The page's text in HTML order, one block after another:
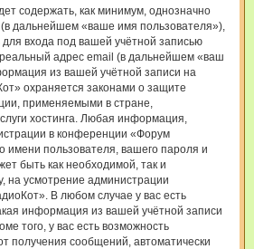
содержать, как минимум, однозначно
дальнейшем «ваше имя пользователя»),
входа под вашей учётной записью
адрес email (в дальнейшем «ваш
из вашей учётной записи на
охраняется законами о защите
применяемыми в стране,
хостинга. Любая информация,
в конференции «Форум
имени пользователя, вашего пароля и
быть как необходимой, так и
на усмотрение администрации
В любом случае у вас есть
информация из вашей учётной записи
того, у вас есть возможность
получения сообщений, автоматически